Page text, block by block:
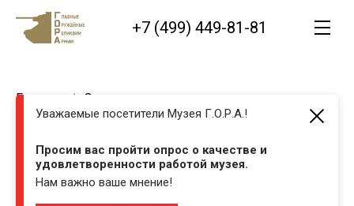
Уважаемые посетители Музея Г.О.Р.А.!
Просим вас пройти опрос о качестве и
удовлетворенности работой музея.
Нам важно ваше мнение!
+7 (499) 449-81-81
Главная
Экскурсии
Интерактивная программа «Марш‑бросок»
«Марш‑бросок»